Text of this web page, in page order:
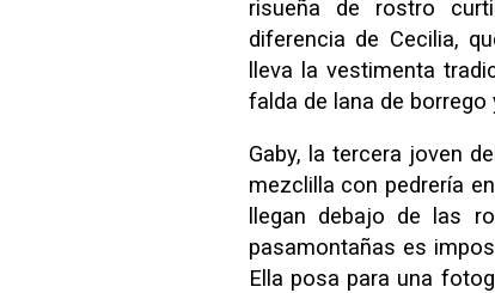
risueña de rostro
diferencia de Cecilia,
lleva la vestimenta
falda de lana de borrego
Gaby, la tercera joven
mezclilla con pedrería
llegan debajo de las
pasamontañas es
Ella posa para una